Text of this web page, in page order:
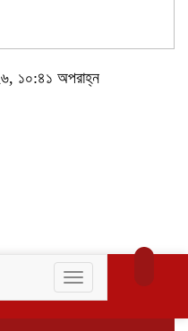
১০:৪১ অপরাহ্ন
Toggle
navigation